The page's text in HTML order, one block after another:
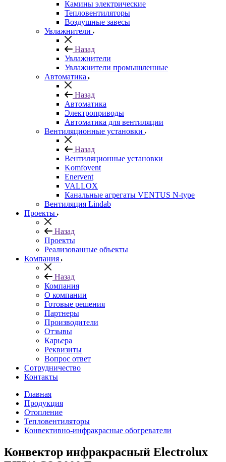
Камины электрические
Тепловентиляторы
Воздушные завесы
Увлажнители
Назад
Увлажнители
Увлажнители промышленные
Автоматика
Назад
Автоматика
Электроприводы
Автоматика для вентиляции
Вентиляционные установки
Назад
Вентиляционные установки
Komfovent
Enervent
VALLOX
Канальные агрегаты VENTUS N-type
Вентиляция Lindab
Проекты
Назад
Проекты
Реализованные объекты
Компания
Назад
Компания
О компании
Готовые решения
Партнеры
Производители
Отзывы
Карьера
Реквизиты
Вопрос ответ
Сотрудничество
Контакты
Главная
Продукция
Отопление
Тепловентиляторы
Конвективно-инфракрасные обогреватели
Конвектор инфракрасный Electrolux